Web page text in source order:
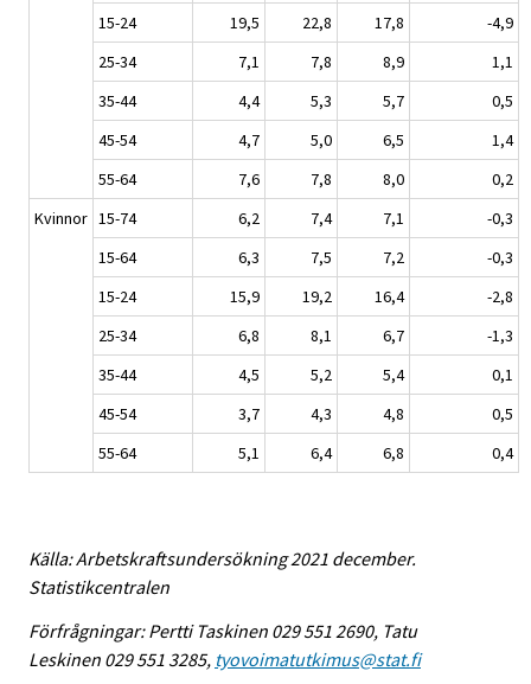
15-24
19,5 22,8 17,8
-4,9
25-34
7,1 7,8 8,9
1,1
35-44
4,4 5,3 5,7
0,5
45-54
4,7 5,0 6,5
1,4
55-64
7,6 7,8 8,0
0,2
Kvinnor 15-74 6,2 7,4 7,1
-0,3
15-64
6,3 7,5 7,2
-0,3
15-24
15,9 19,2 16,4
-2,8
25-34
6,8 8,1 6,7
-1,3
35-44
4,5 5,2 5,4
0,1
45-54
3,7 4,3 4,8
0,5
55-64
5,1 6,4 6,8 0,4
Källa: Arbetskraftsundersökning 2021 december.
Statistikcentralen
Förfrågningar: Pertti Taskinen 029 551 2690, Tatu
Leskinen 029 551 3285, tyovoimatutkimus@stat.fi